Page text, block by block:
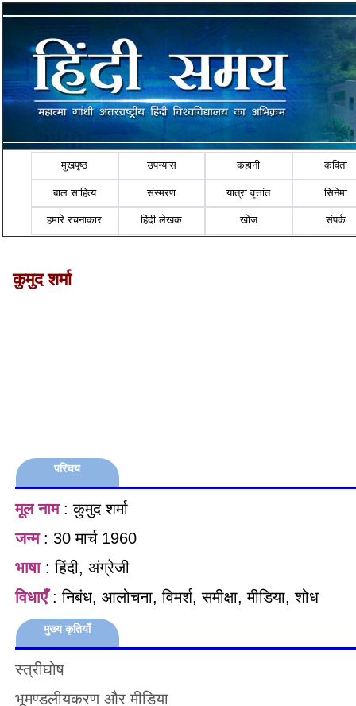
मुखपृष्ठ उपन्यास कहानी कविता
बाल साहित्य संस्मरण यात्रा वृत्तांत सिनेमा
हमारे रचनाकार हिंदी लेखक खोज संपर्क
कुमुद शर्मा
परिचय
मूल नाम: कुमुद शर्मा
जन्म: 30 मार्च 1960
भाषा: हिंदी, अंग्रेजी
विधाएँ: निबंध, आलोचना, विमर्श, समीक्षा, मीडिया, शोध
मुख्य कृतियाँ
स्त्रीघोष
भूमण्डलीयकरण और मीडिया